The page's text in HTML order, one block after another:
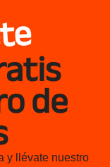
de
y llévate nuestro